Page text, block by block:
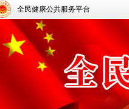
全民健康公共服务平台